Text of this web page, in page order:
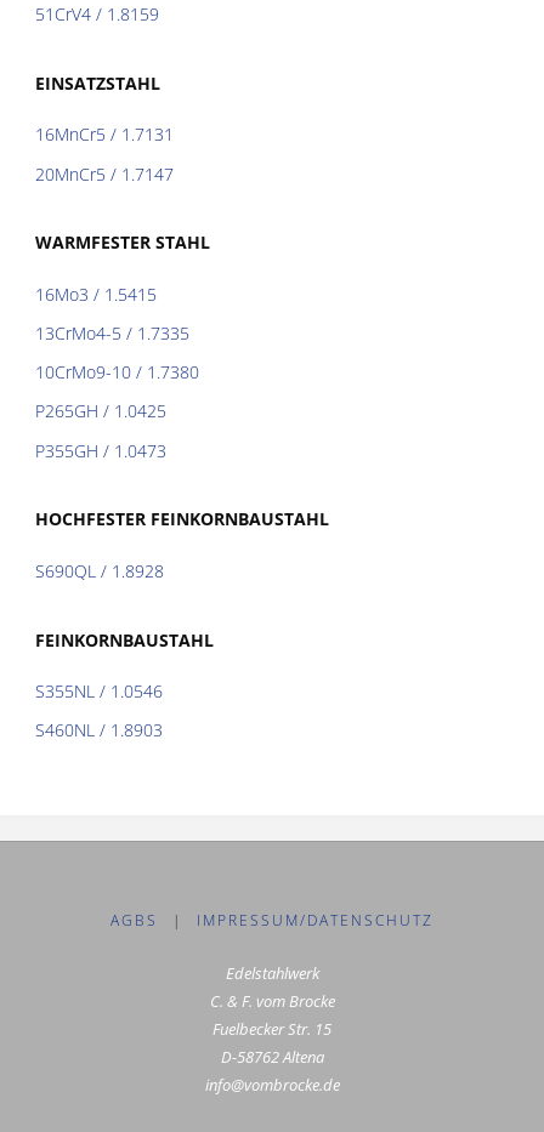
51CrV4 / 1.8159
EINSATZSTAHL
16MnCr5 / 1.7131
20MnCr5 / 1.7147
WARMFESTER STAHL
16Mo3 / 1.5415
13CrMo4-5 / 1.7335
10CrMo9-10 / 1.7380
P265GH / 1.0425
P355GH / 1.0473
HOCHFESTER FEINKORNBAUSTAHL
S690QL / 1.8928
FEINKORNBAUSTAHL
S355NL / 1.0546
S460NL / 1.8903
AGBS | IMPRESSUM/DATENSCHUTZ
Edelstahlwerk
C. & F. vom Brocke
Fuelbecker Str. 15
D-58762 Altena
info@vombrocke.de